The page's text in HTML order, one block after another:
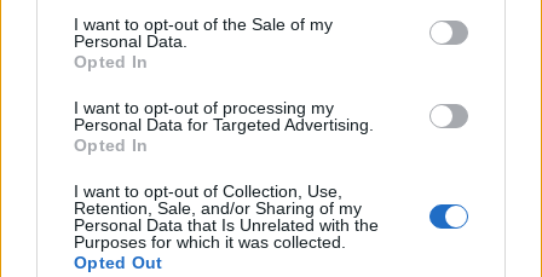
I want to opt-out of the Sale of my
Personal Data.
Opted In
I want to opt-out of processing my
Personal Data for Targeted Advertising.
Opted In
I want to opt-out of Collection, Use,
Retention, Sale, and/or Sharing of my
Personal Data that Is Unrelated with the
Purposes for which it was collected.
Opted Out
Scarica riepilogo
stagionale
Scarica